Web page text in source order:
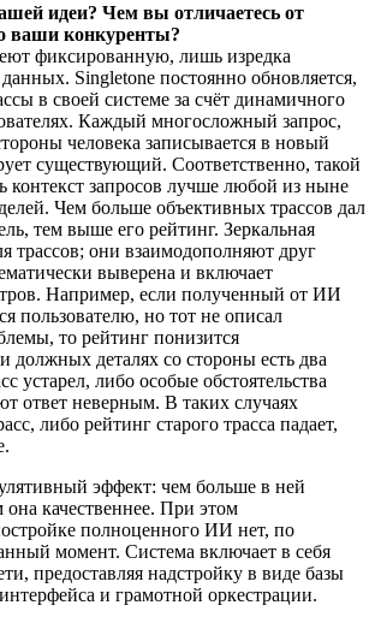
идеи? Чем вы отличаетесь от
ваши конкуренты?
фиксированную, лишь изредка
Singletone постоянно обновляется,
в своей системе за счёт динамичного
Каждый многосложный запрос,
человека записывается в новый
существующий. Соответственно, такой
контекст запросов лучше любой из ныне
Чем больше объективных трассов дал
тем выше его рейтинг. Зеркальная
трассов; они взаимодополняют друг
выверена и включает
Например, если полученный от ИИ
пользователю, но тот не описал
то рейтинг понизится
должных деталях со стороны есть два
устарел, либо особые обстоятельства
ответ неверным. В таких случаях
либо рейтинг старого трасса падает,
эффект: чем больше в ней
она качественнее. При этом
полноценного ИИ нет, по
момент. Система включает в себя
предоставляя надстройку в виде базы
и грамотной оркестрации.